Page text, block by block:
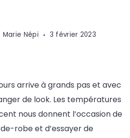
Marie Népi 3 février 2023
arrive à grands pas et avec
de look. Les températures
nous donnent l’occasion de
robe et d’essayer de